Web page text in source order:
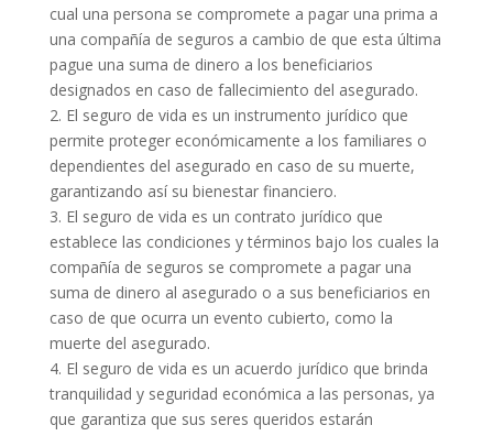
cual una persona se compromete a pagar una prima a
una compañía de seguros a cambio de que esta última
pague una suma de dinero a los beneficiarios
designados en caso de fallecimiento del asegurado.
2. El seguro de vida es un instrumento jurídico que
permite proteger económicamente a los familiares o
dependientes del asegurado en caso de su muerte,
garantizando así su bienestar financiero.
3. El seguro de vida es un contrato jurídico que
establece las condiciones y términos bajo los cuales la
compañía de seguros se compromete a pagar una
suma de dinero al asegurado o a sus beneficiarios en
caso de que ocurra un evento cubierto, como la
muerte del asegurado.
4. El seguro de vida es un acuerdo jurídico que brinda
tranquilidad y seguridad económica a las personas, ya
que garantiza que sus seres queridos estarán